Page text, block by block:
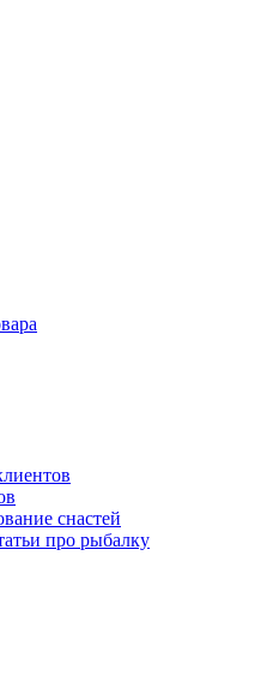
снастей
про рыбалку